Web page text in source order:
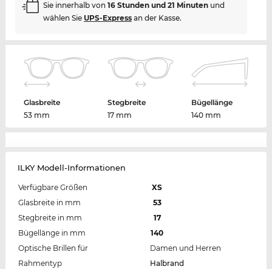
Sie innerhalb von 16 Stunden und 21 Minutenund
wählen Sie UPS-Expressan der Kasse.
Glasbreite
53 mm
Stegbreite
17 mm
Bügellänge
140 mm
ILKY Modell-Informationen
Verfügbare Größen
XS
Glasbreite in mm
53
Stegbreite in mm
17
Bügellänge in mm
140
Optische Brillen für
Damen und Herren
Rahmentyp
Halbrand